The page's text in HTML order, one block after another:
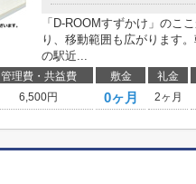
「D-ROOMすずかけ」のこ
り、移動範囲も広がります
の駅近...
管理費・共益費 敷金 礼金
6,500円 0ヶ月 2ヶ月